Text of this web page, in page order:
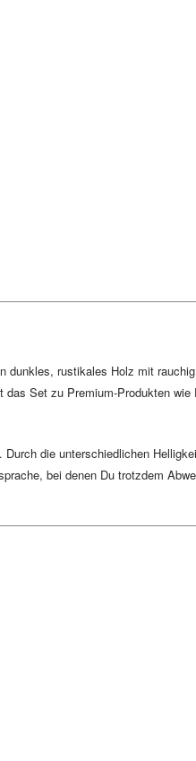
rustikales Holz mit
Set zu Premium-Produkten
die unterschiedlichen
bei denen Du trotzdem